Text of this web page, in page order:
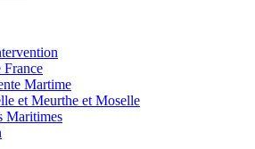
France
Martime
et Meurthe et Moselle
Maritimes